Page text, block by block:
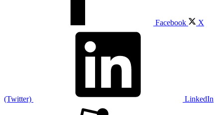
Facebook X
(Twitter) LinkedIn